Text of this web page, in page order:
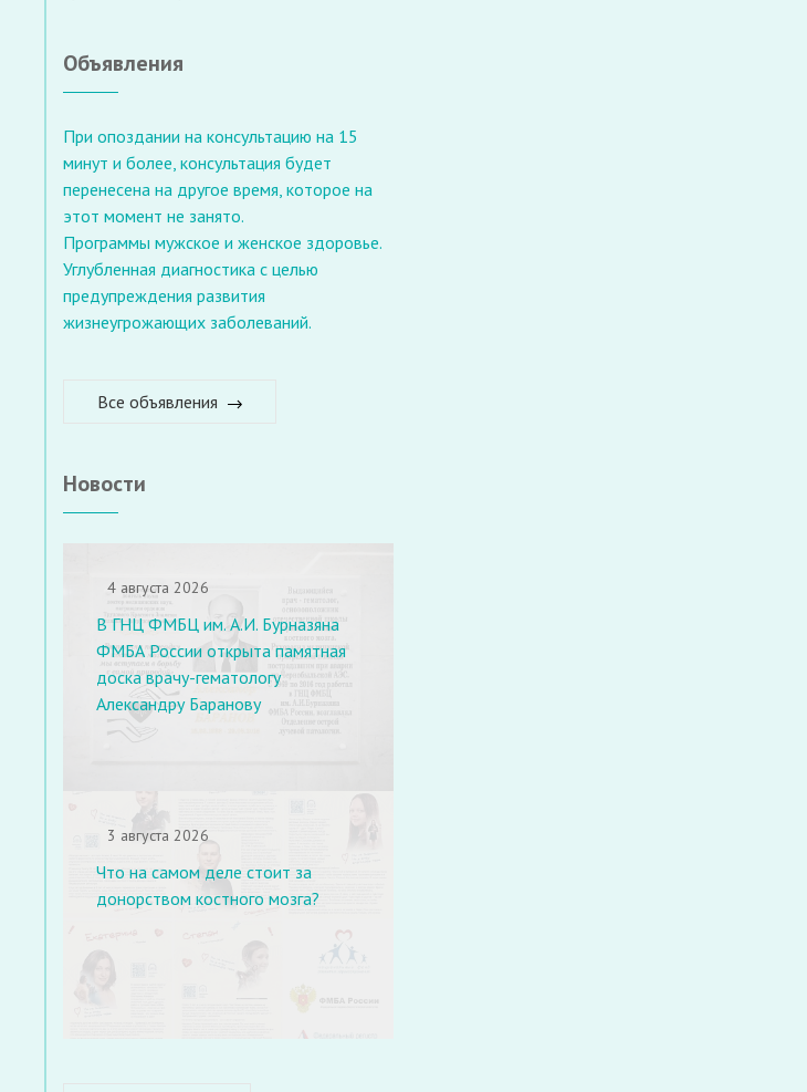
Объявления
При опоздании на консультацию на 15
минут и более, консультация будет
перенесена на другое время, которое на
этот момент не занято.
Программы мужское и женское здоровье.
Углубленная диагностика с целью
предупреждения развития
жизнеугрожающих заболеваний.
Все объявления
Новости
4 августа 2026
В ГНЦ ФМБЦ им. А.И. Бурназяна
ФМБА России открыта памятная
доска врачу-гематологу
Александру Баранову
3 августа 2026
Что на самом деле стоит за
донорством костного мозга?